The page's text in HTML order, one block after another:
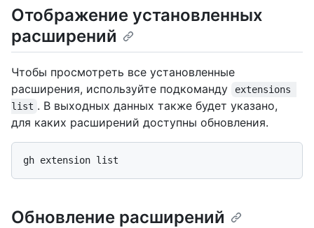
Отображение установленных
расширений
Чтобы просмотреть все установленные
расширения, используйте подкоманду
extensions
list . В выходных данных также будет указано,
для каких расширений доступны обновления.
Обновление расширений